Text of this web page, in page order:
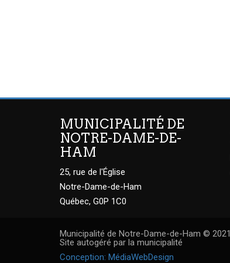
MUNICIPALITÉ DE
NOTRE-DAME-DE-
HAM
25, rue de l'Église
Notre-Dame-de-Ham
Québec, G0P 1C0
Municipalité de Notre-Dame-de-Ham © 2021
Site autogéré par la municipalité
Conception: MédiaWebDesign